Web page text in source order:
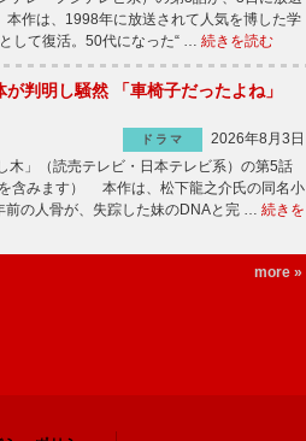
作は、1998年に放送されて人気を博した学
して復活。50代になった“ … 続きを読む
判明し騒然 「車椅子だったよね」
ドラマ
2026年8月3日
」（読売テレビ・日本テレビ系）の第5話
含みます） 本作は、松下龍之介氏の同名小
前の人骨が、失踪した妹のDNAと完 … 続きを
more »